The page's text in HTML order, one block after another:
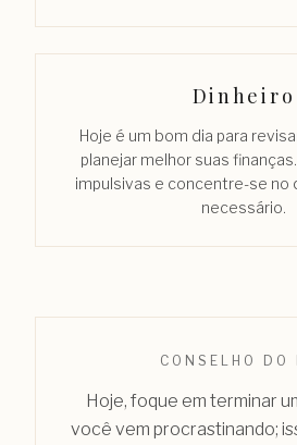
Dinheiro
Hoje é um bom dia para
planejar melhor suas
impulsivas e concentre-se no
necessário.
CONSELHO DO
Hoje, foque em terminar
você vem procrastinando;